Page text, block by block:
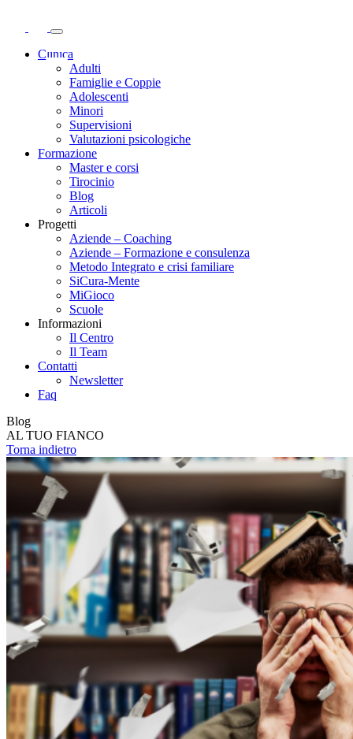
Clinica
Adulti
Famiglie e Coppie
Adolescenti
Minori
Supervisioni
Valutazioni psicologiche
Formazione
Master e corsi
Tirocinio
Blog
Articoli
Progetti
Aziende – Coaching
Aziende – Formazione e consulenza
Metodo Integrato e crisi familiare
SiCura-Mente
MiGioco
Scuole
Informazioni
Il Centro
Il Team
Contatti
Newsletter
Faq
Blog
AL TUO FIANCO
Torna indietro